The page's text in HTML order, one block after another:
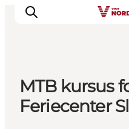
Urlaubsorte
MTB kursus
Feriecenter